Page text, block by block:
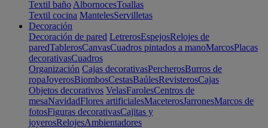
Textil baño AlbornocesToallas
Textil cocina MantelesServilletas
Decoración
Decoración de pared LetrerosEspejosRelojes de
paredTablerosCanvasCuadros pintados a manoMarcosPlacas
decorativasCuadros
Organización Cajas decorativasPercherosBurros de
ropaJoyerosBiombosCestasBaúlesRevisterosCajas
Objetos decorativos VelasFarolesCentros de
mesaNavidadFlores artificialesMaceterosJarronesMarcos de
fotosFiguras decorativasCajitas y
joyerosRelojesAmbientadores